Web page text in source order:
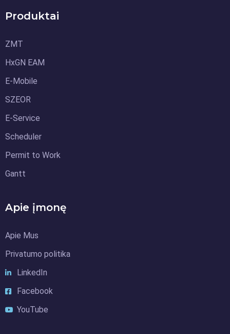
Produktai
ZMT
HxGN EAM
E-Mobile
SZEOR
E-Service
Scheduler
Permit to Work
Gantt
Apie įmonę
Apie Mus
Privatumo politika
LinkedIn
Facebook
YouTube